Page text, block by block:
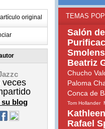
original
veces
su blog
TEMAS
Salón
Beatriz
Chucho
Paloma
Conca de
Tom Hollander
Rafael